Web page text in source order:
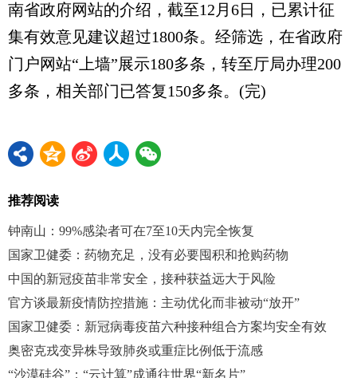
南省政府网站的介绍，截至12月6日，已累计征
集有效意见建议超过1800条。经筛选，在省政府
门户网站“上墙”展示180多条，转至厅局办理200
多条，相关部门已答复150多条。(完)
推荐阅读
钟南山：99%感染者可在7至10天内完全恢复
国家卫健委：药物充足，没有必要囤积和抢购药物
中国的新冠疫苗非常安全，接种获益远大于风险
官方谈最新疫情防控措施：主动优化而非被动“放开”
国家卫健委：新冠病毒疫苗六种接种组合方案均安全有效
奥密克戎变异株导致肺炎或重症比例低于流感
“沙漠硅谷”：“云计算”成通往世界“新名片”